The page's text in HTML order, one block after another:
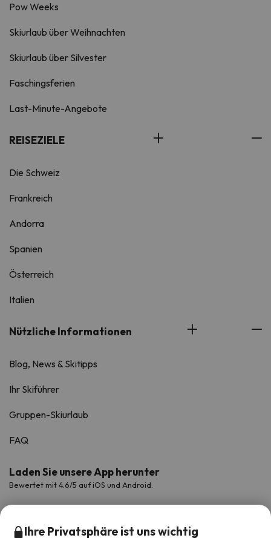
Pow Weeks
Skiurlaub über Weihnachten
Skiurlaub über Silvester
Faschingsferien
Last-Minute-Angebote
REISEZIELE
Die Schweiz
Frankreich
Andorra
Spanien
Österreich
Italien
Nützliche Informationen
Blog, News & Skitipps
Ihr Skiführer
Gruppen-Skiurlaub
FAQ
Laden Sie unsere App herunter
Bewertet mit 4.6/5 auf iOS und Android.
Ihre Privatsphäre ist uns wichtig